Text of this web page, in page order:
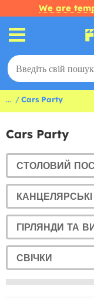
We are
... Cars Party
Cars Party
СТОЛОВИЙ
ГІРЛЯНДИ ТА
СВІЧКИ